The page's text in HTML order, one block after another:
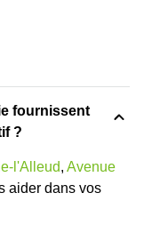
fournissent
?
l'Alleud, Avenue
aider dans vos